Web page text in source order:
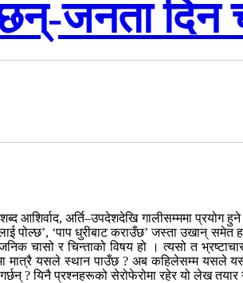
जनता
आशिर्वाद, अर्ति–उपदेशदेखि गालीसम्ममा
पोल्छ’, ‘पाप धुरीबाट कराउँछ’ जस्ता उखान्
चासो र चिन्ताको विषय हो । त्यसो त
मात्रै यसले स्थान पाउँछ ? अब कहिलेसम्म यसले
? यिनै प्रश्नहरूको सेरोफेरोमा रहेर यो लेख तयार